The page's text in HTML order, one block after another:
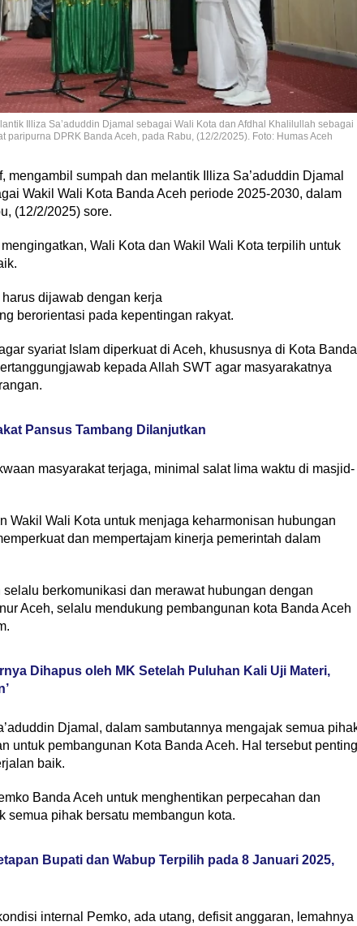
Illiza Sa’aduddin Djamal sebagai Wali Kota dan Afdhal Khalilullah sebagai
DPRK Banda Aceh, pada Rabu, (12/2/2025). Foto: Humas Aceh
mengambil sumpah dan melantik Illiza Sa’aduddin Djamal
Wakil Wali Kota Banda Aceh periode 2025-2030, dalam
(12/2/2025) sore.
Wali Kota dan Wakil Wali Kota terpilih untuk
dijawab dengan kerja
berorientasi pada kepentingan rakyat.
syariat Islam diperkuat di Aceh, khususnya di Kota Banda
kepada Allah SWT agar masyarakatnya
Pansus Tambang Dilanjutkan
masyarakat terjaga, minimal salat lima waktu di masjid-
Wakil Wali Kota untuk menjaga keharmonisan hubungan
dan mempertajam kinerja pemerintah dalam
berkomunikasi dan merawat hubungan dengan
Aceh, selalu mendukung pembangunan kota Banda Aceh
Dihapus oleh MK Setelah Puluhan Kali Uji Materi,
Djamal, dalam sambutannya mengajak semua
untuk pembangunan Kota Banda Aceh. Hal tersebut penting
baik.
Banda Aceh untuk menghentikan perpecahan dan
semua pihak bersatu membangun kota.
Bupati dan Wabup Terpilih pada 8 Januari 2025,
internal Pemko, ada utang, defisit anggaran, lemahnya